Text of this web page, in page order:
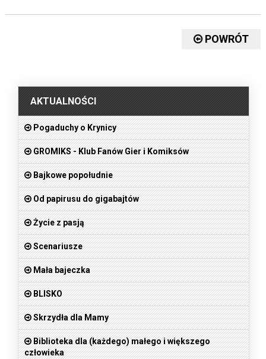
POWRÓT
AKTUALNOŚCI
Pogaduchy o Krynicy
GROMIKS - Klub Fanów Gier i Komiksów
Bajkowe popołudnie
Od papirusu do gigabajtów
Życie z pasją
Scenariusze
Mała bajeczka
BLISKO
Skrzydła dla Mamy
Biblioteka dla (każdego) małego i większego
człowieka